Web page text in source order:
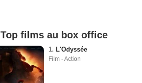
Top films au box office
1. L'Odyssée
Film - Action